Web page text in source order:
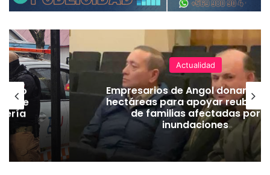
de
Actualidad
Empresarios de Angol donan
hectáreas para apoyar
de familias afectadas por
inundaciones